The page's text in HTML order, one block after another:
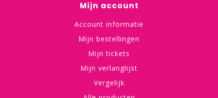
Mijn account
Account informatie
Mijn bestellingen
Mijn tickets
Mijn verlanglijst
Vergelijk